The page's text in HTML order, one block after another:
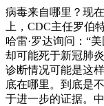
病毒来自哪里？现
上，CDC主任罗伯
哈雷·罗达询问：“
却可能死于新冠肺
诊断情况可能是这
底在哪里。到底是
于进一步的证据。